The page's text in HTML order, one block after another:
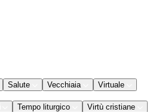
Salute Vecchiaia Virtuale
Tempo liturgico Virtù cristiane